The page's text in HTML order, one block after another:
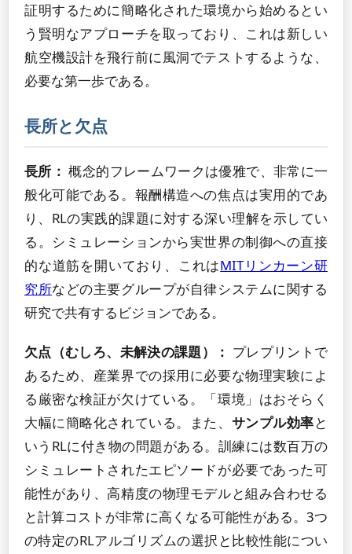
証明するために簡略化された環境から始めるとい
う賢明なアプローチを取っており、これは新しい
航空機設計を飛行前に風洞でテストするような、
必要な第一歩である。
長所と欠点
長所： 概念的フレームワークは優雅で、非常に一
般化可能である。報酬構造への焦点は実用的であ
り、RLの実践的課題に対する深い理解を示してい
る。シミュレーションから実世界の制御への直接
的な道筋を開いており、これはMITリンカーン研
究所などの主要グループが自律システムに関する
研究で共有するビジョンである。
欠点（むしろ、未解決の課題）： プレプリントで
あるため、産業界での採用に必要な物理実験によ
る厳密な検証が欠けている。「環境」はおそらく
大幅に簡略化されている。また、 サンプル効率と
いうRLに付き物の問題がある。訓練には数百万の
シミュレートされたエピソードが必要であった可
能性があり、高精度の物理モデルと組み合わせる
と計算コストが非常に高くなる可能性がある。3つ
の特定のRLアルゴリズムの選択と比較性能につい